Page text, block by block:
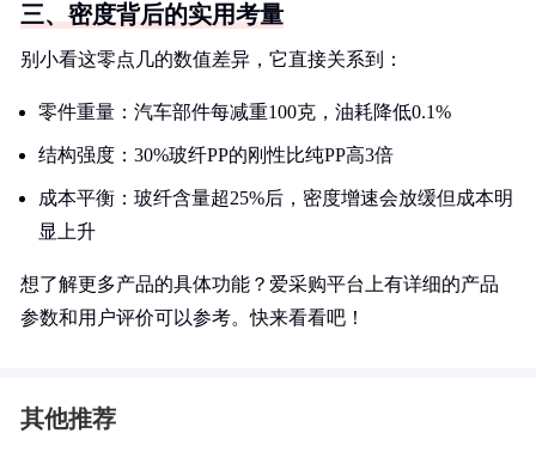
三、密度背后的实用考量
别小看这零点几的数值差异，它直接关系到：
零件重量：汽车部件每减重100克，油耗降低0.1%
结构强度：30%玻纤PP的刚性比纯PP高3倍
成本平衡：玻纤含量超25%后，密度增速会放缓但成本明
显上升
想了解更多产品的具体功能？爱采购平台上有详细的产品
参数和用户评价可以参考。快来看看吧！
其他推荐